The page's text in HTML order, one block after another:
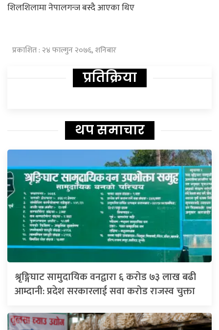
शिलशिलामा नेपालगन्ज बस्दै आएका थिए
प्रकाशित : २४ फाल्गुन २०७६, शनिबार
प्रतिक्रिया
थप समाचार
श्रृङ्गिघाट सामुदायिक वनद्वारा ६ करोड ७३ लाख बढी
आम्दानी: प्रदेश सरकारलाई सवा करोड राजस्व चुक्ता